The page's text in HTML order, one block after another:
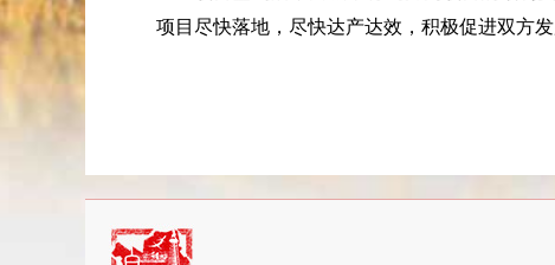
项目尽快落地，尽快达产达效，积极促进双方发